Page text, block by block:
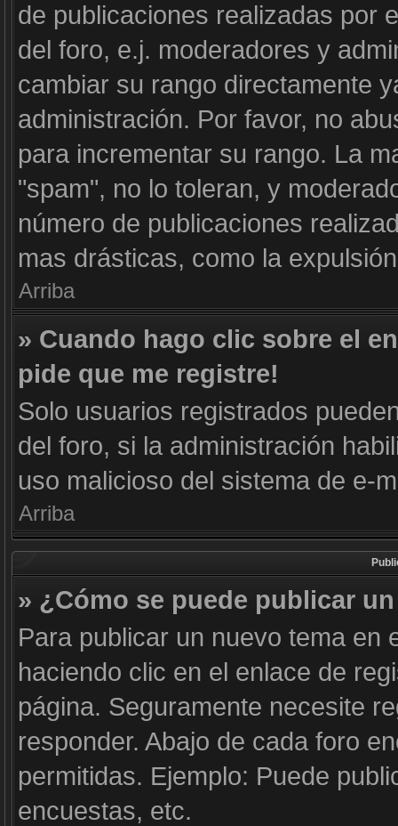
de publicaciones realizadas por
del foro, e.j. moderadores y
cambiar su rango directamente
administración. Por favor, no
para incrementar su rango. La
"spam", no lo toleran, y
número de publicaciones
mas drásticas, como la
Arriba
» Cuando hago clic sobre el
pide que me registre!
Solo usuarios registrados
del foro, si la administración
uso malicioso del sistema de e-
Arriba
» ¿Cómo se puede publicar
Para publicar un nuevo tema en
haciendo clic en el enlace de
página. Seguramente necesite
responder. Abajo de cada foro
permitidas. Ejemplo: Puede
encuestas, etc.